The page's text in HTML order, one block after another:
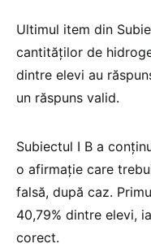
Ultimul item din
cantităților de
dintre elevi au
un răspuns valid.
Subiectul I B a
o afirmație care
falsă, după caz.
40,79% dintre elevi,
corect.